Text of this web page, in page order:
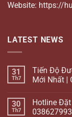
Website: https://
LATEST NEWS
31
Th7
Tiến Độ
Mới Nhất |
30
Th7
Hotline